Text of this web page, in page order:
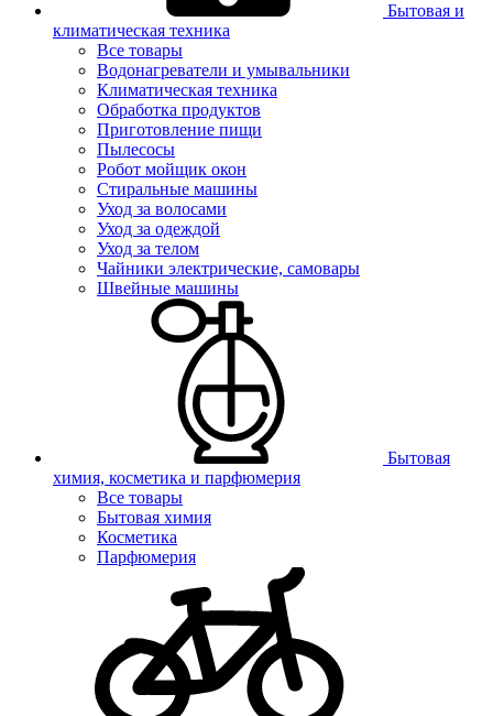
Бытовая и
климатическая техника
Все товары
Водонагреватели и умывальники
Климатическая техника
Обработка продуктов
Приготовление пищи
Пылесосы
Робот мойщик окон
Стиральные машины
Уход за волосами
Уход за одеждой
Уход за телом
Чайники электрические, самовары
Швейные машины
Бытовая
химия, косметика и парфюмерия
Все товары
Бытовая химия
Косметика
Парфюмерия